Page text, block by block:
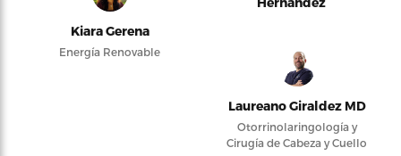
Kiara Gerena
Energía Renovable
Laureano Giraldez MD
Otorrinolaringología y
Cirugía de Cabeza y Cuello